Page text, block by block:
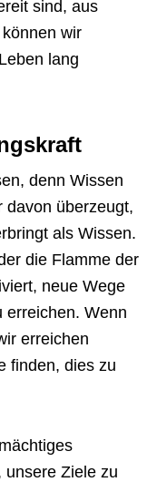
sind, aus
wir
lang
denn Wissen
davon überzeugt,
als Wissen.
die Flamme der
neue Wege
erreichen. Wenn
erreichen
finden, dies zu
unsere Ziele zu